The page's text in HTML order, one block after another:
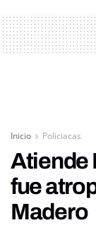
Inicio Policiacas
Atiende
fue
Madero